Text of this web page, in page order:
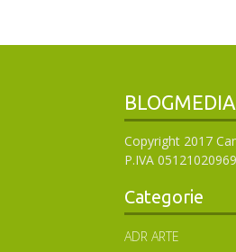
Copyright 2017
P.IVA
Categorie
ADR ARTE